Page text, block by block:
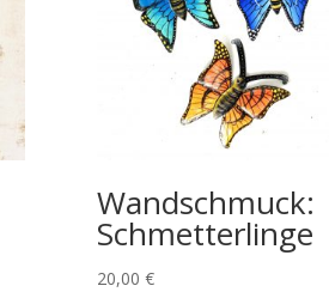
Wandschmuck:
Schmetterlinge
20,00 €